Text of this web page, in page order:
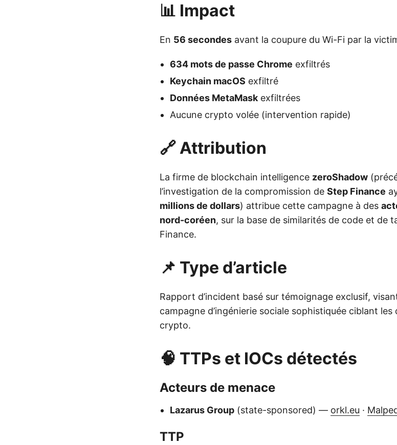
📊 Impact
En 56 secondes avant la coupure du Wi-Fi par la
634 mots de passe Chrome exfiltrés
Keychain macOS exfiltré
Données MetaMaskexfiltrées
Aucune crypto volée (intervention rapide)
🔗 Attribution
La firme de blockchain intelligence zeroShadow
l’investigation de la compromission de Step Finance
millions de dollars) attribue cette campagne à des
nord-coréen, sur la base de similarités de code et de
Finance.
📌 Type d’article
Rapport d’incident basé sur témoignage exclusif,
campagne d’ingénierie sociale sophistiquée ciblant
crypto.
🧠 TTPs et IOCs détectés
Acteurs de menace
Lazarus Group (state-sponsored) — orkl.eu ·
TTP